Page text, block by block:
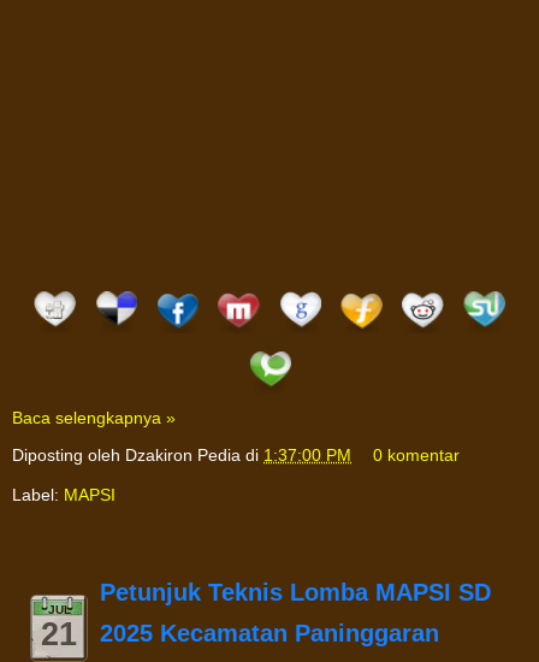
Baca selengkapnya »
Diposting oleh Dzakiron Pedia di 1:37:00 PM 0 komentar
Label: MAPSI
JUL
21
Petunjuk Teknis Lomba MAPSI SD
2025 Kecamatan Paninggaran